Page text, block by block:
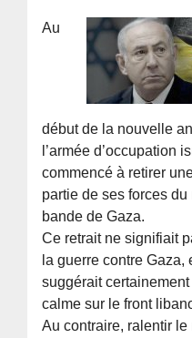
Au
début de la nouvelle
l’armée d’occupation
commencé à retirer
partie de ses forces du
bande de Gaza.
Ce retrait ne signifiait
la guerre contre Gaza,
suggérait
calme sur le front
Au contraire, ralentir le